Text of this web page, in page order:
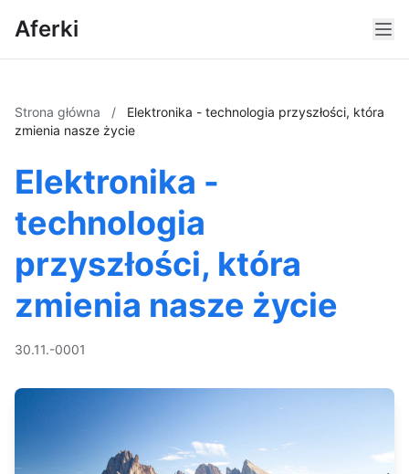
Aferki
Strona główna /
Elektronika - technologia przyszłości, która
zmienia nasze życie
Elektronika -
technologia
przyszłości, która
zmienia nasze życie
30.11.-0001